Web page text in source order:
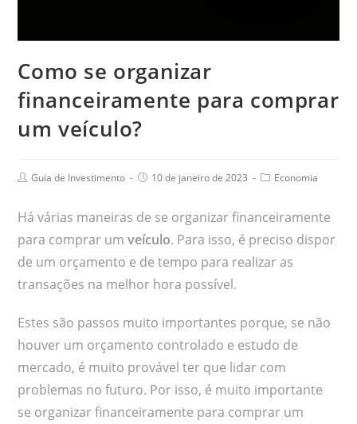
Como se organizar
financeiramente para comprar
um veículo?
Guia de Investimento 10 de janeiro de 2023 Economia
Há várias maneiras de se organizar financeiramente
para comprar umveículo. Para isso, é preciso dispor
de um orçamento e de tempo para realizar as
transações na melhor hora possível.
Estes são passos muito importantes porque, se não
houver um orçamento controlado e estudo de
mercado, é muito provável ter que lidar com
problemas no futuro. Por isso, é muito importante
se organizar financeiramente para comprar um